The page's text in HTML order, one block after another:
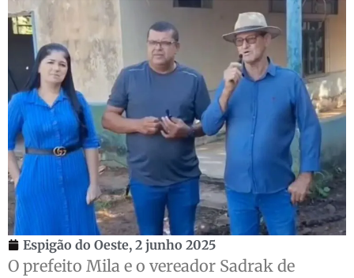
Espigão do Oeste, 2 junho 2025
O prefeito Mila e o vereador Sadrak de